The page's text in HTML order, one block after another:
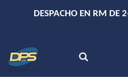
DESPACHO EN RM DE